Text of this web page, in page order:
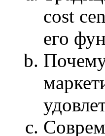
cost
его